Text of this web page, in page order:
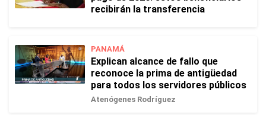
recibirán la transferencia
PANAMÁ
Explican alcance de fallo que
reconoce la prima de antigüedad
para todos los servidores públicos
Atenógenes Rodríguez